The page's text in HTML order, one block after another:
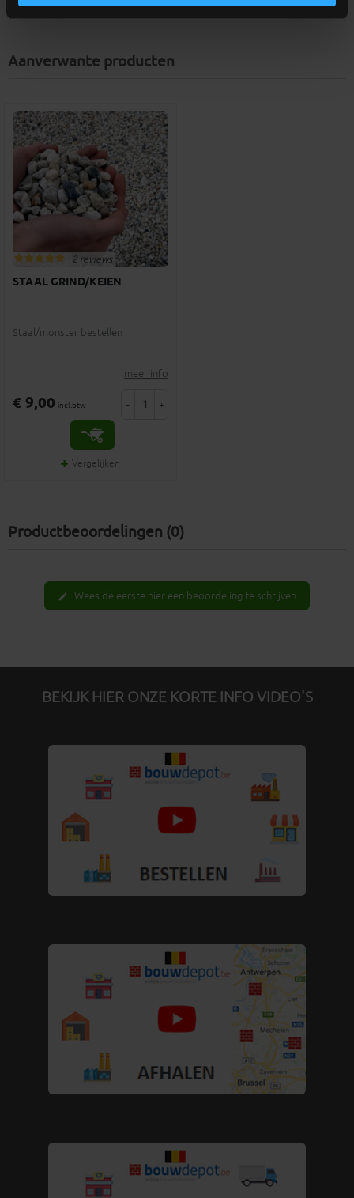
Aanverwante producten
2 reviews
STAAL GRIND/KEIEN
Staal/monster bestellen
meer info
€ 9,00 incl.btw - +
Vergelijken
Productbeoordelingen (0)
edit Wees de eerste hier een beoordeling te schrijven
BEKIJK HIER ONZE KORTE INFO VIDEO'S